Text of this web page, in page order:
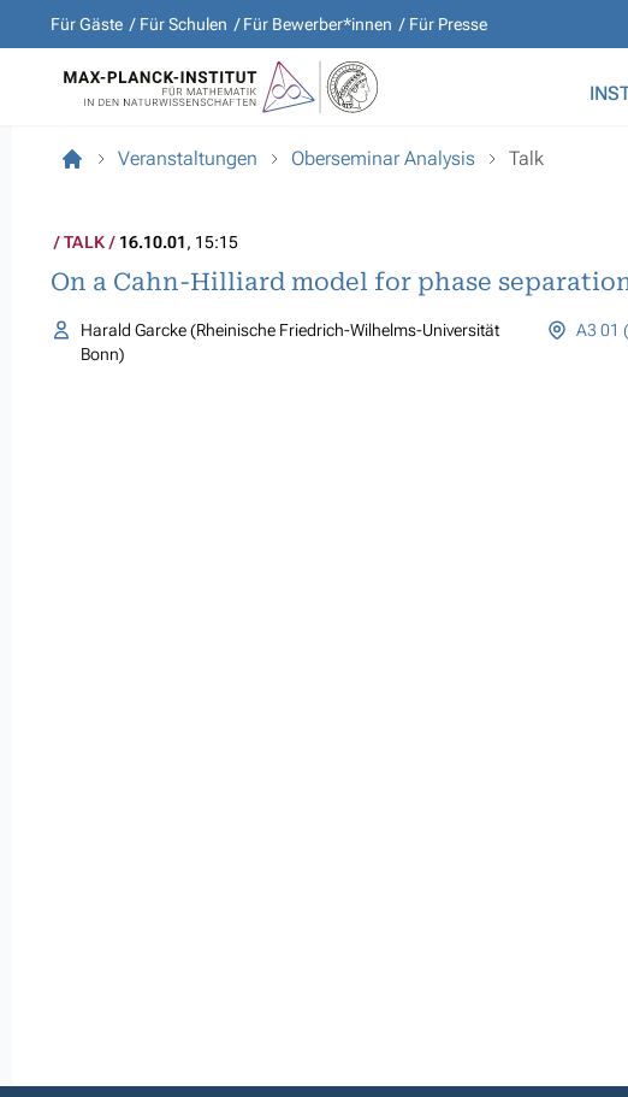
Für Gäste Für Schulen Für Bewerber*innen Für Presse
Veranstaltungen Oberseminar Analysis Talk
TALK 16.10.01, 15:15
On a Cahn-Hilliard model for phase
Harald Garcke (Rheinische Friedrich-Wilhelms-Universität
Bonn)
A3 01